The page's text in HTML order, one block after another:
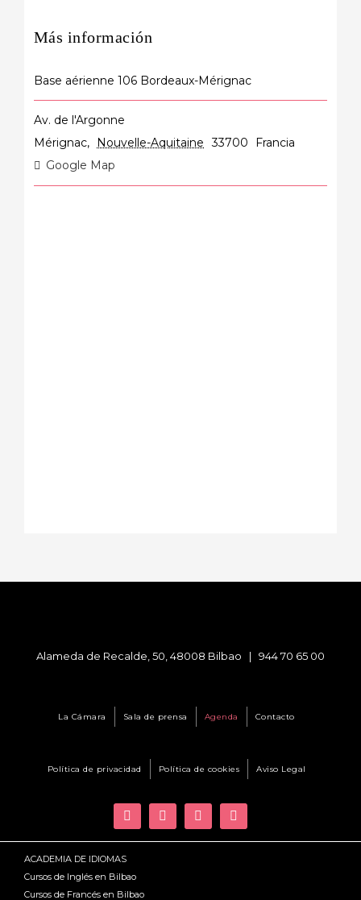
Más información
Base aérienne 106 Bordeaux-Mérignac
Av. de l'Argonne
Mérignac, Nouvelle-Aquitaine 33700
Francia
Google Map
Alameda de Recalde, 50, 48008 Bilbao | 944 70 65 00
La Cámara Sala de prensa Agenda Contacto
Política de privacidad Política de cookies Aviso Legal
ACADEMIA DE IDIOMAS
Cursos de Inglés en Bilbao
Cursos de Francés en Bilbao